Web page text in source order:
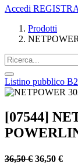
Accedi
Prodotti
Listino pubblico
[07544]
36,50€ 36,50 €